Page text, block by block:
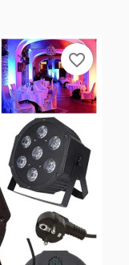
favorite_border